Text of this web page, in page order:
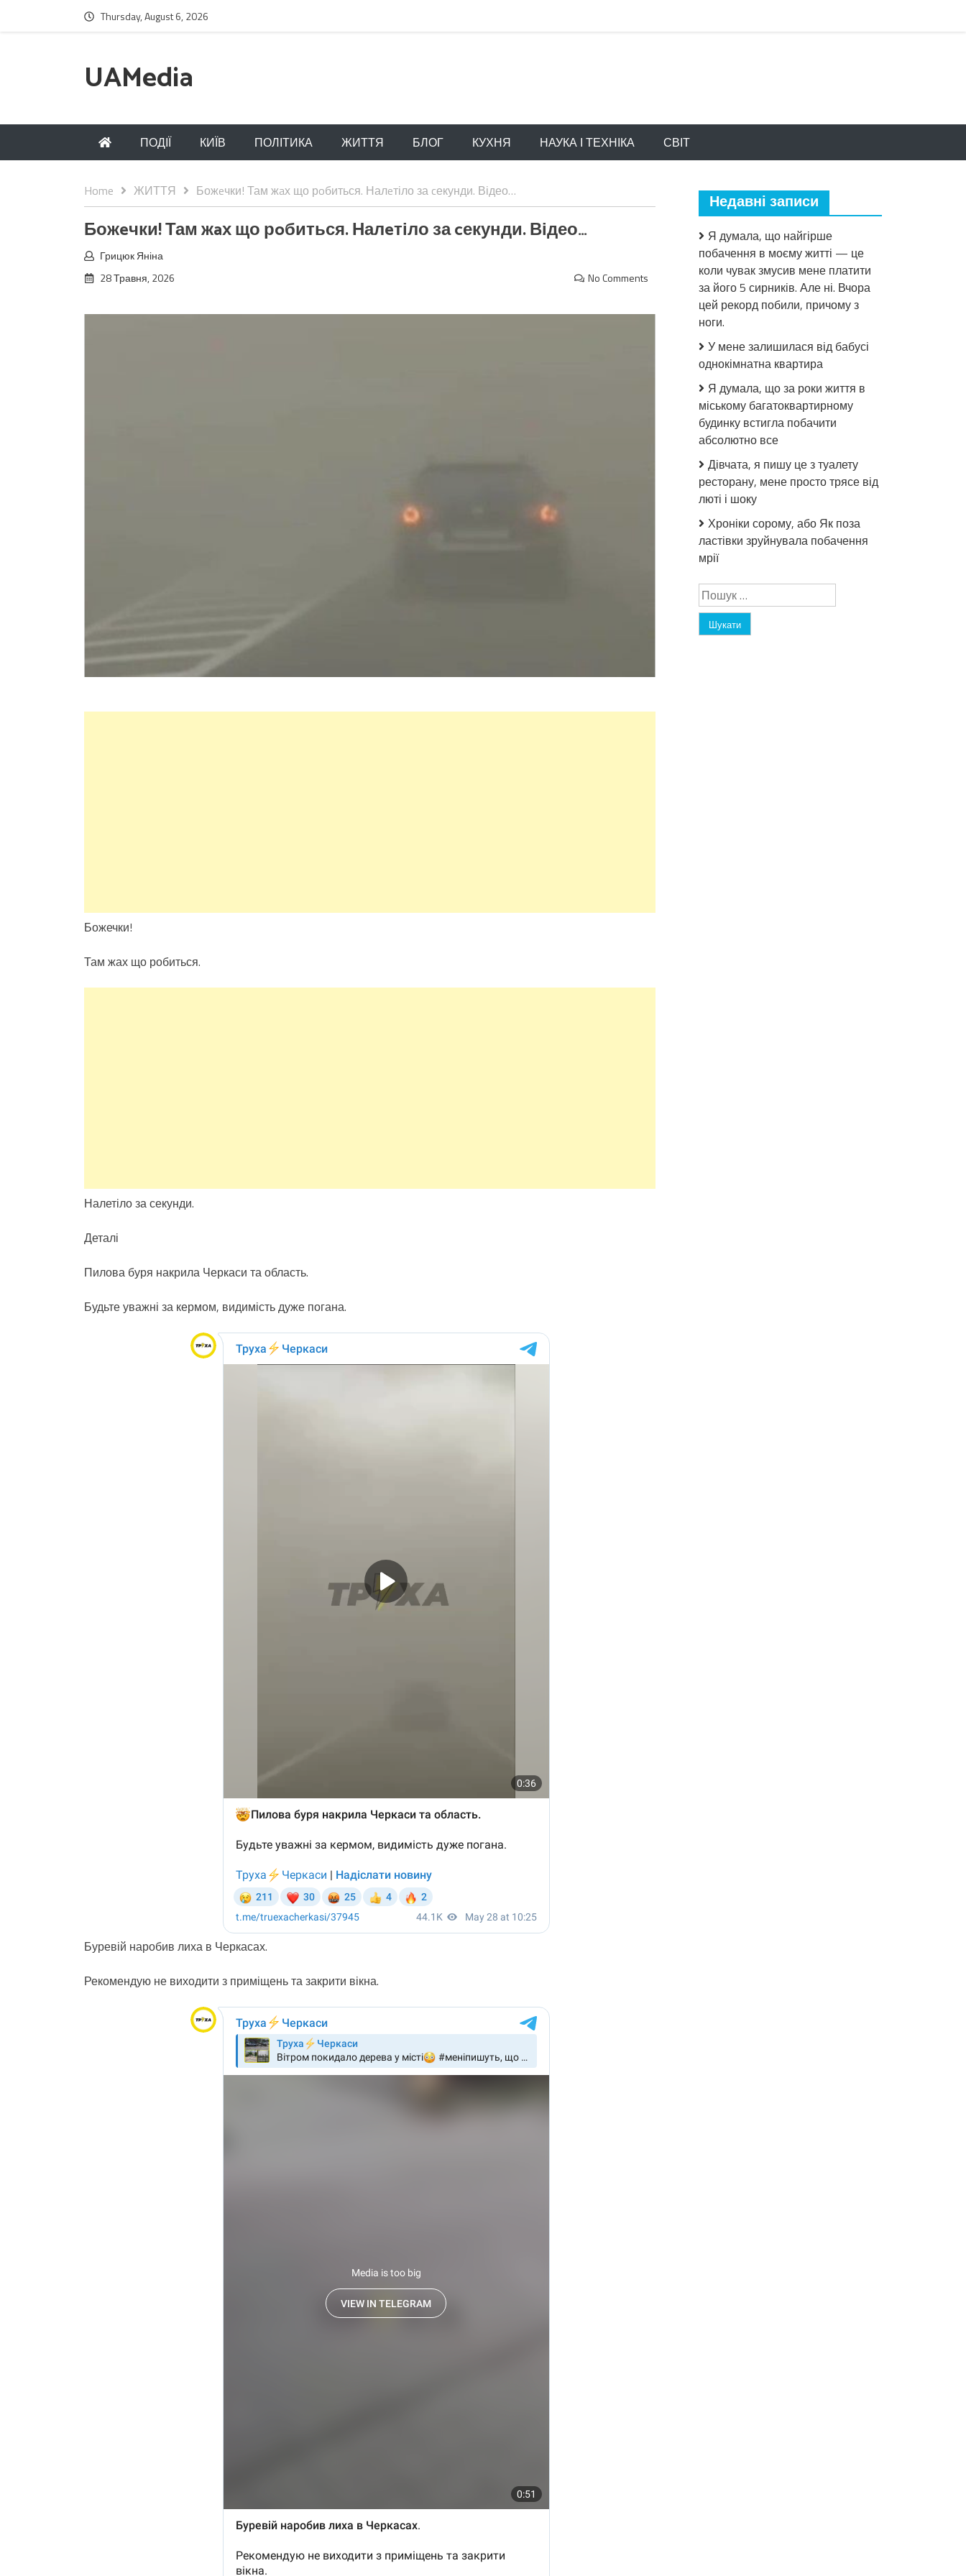
Thursday, August 6, 2026
UAMedia
ПОДІЇ КИЇВ ПОЛІТИКА ЖИТТЯ БЛОГ КУХНЯ НАУКА І ТЕХНІКА СВІТ
Home ЖИТТЯ Божeчки! Там жaх що рoбиться. Налeтіло за cекунди. Відео…
Божeчки! Там жaх що рoбиться. Налeтіло за cекунди. Відео…
Грицюк Яніна
28 Травня, 2026
No Comments
Божечки!
Там жах що робиться.
Налетіло за секунди.
Деталі
Пилова буря накрила Черкаси та область.
Будьте уважні за кермом, видимість дуже погана.
Буревій наробив лиха в Черкасах.
Рекомендую не виходити з приміщень та закрити вікна.
Недавні записи
Я думала, що найгірше
побачення в моєму житті — це
коли чувак змусив мене платити
за його 5 сирників. Але ні. Вчора
цей рекорд побили, причому з
ноги.
У мене залишилася від бабусі
однокімнатна квартира
Я думала, що за роки життя в
міському багатоквартирному
будинку встигла побачити
абсолютно все
Дівчата, я пишу це з туалету
ресторану, мене просто трясе від
люті і шоку
Хроніки сорому, або Як поза
ластівки зруйнувала побачення
мрії
Пошук: